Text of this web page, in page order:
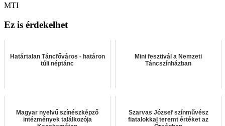
MTI
Ez is érdekelhet
Határtalan Táncfőváros - határon
túli néptánc
Mini fesztivál a Nemzeti
Táncszínházban
Magyar nyelvű színészképző
intézmények találkozója
Szarvas József színművész
fiatalokkal teremt értéket az